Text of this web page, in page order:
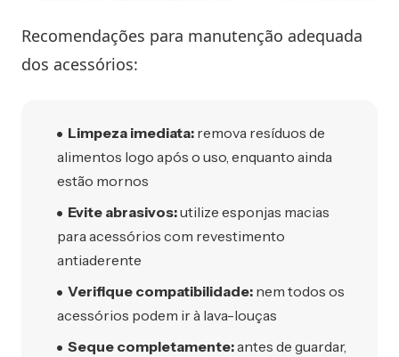
Recomendações para manutenção adequada
dos acessórios:
Limpeza imediata: remova resíduos de
alimentos logo após o uso, enquanto ainda
estão mornos
Evite abrasivos:utilize esponjas macias
para acessórios com revestimento
antiaderente
Verifique compatibilidade: nem todos os
acessórios podem ir à lava-louças
Seque completamente:antes de guardar,